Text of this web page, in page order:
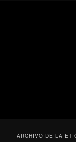
ARCHIVO DE LA